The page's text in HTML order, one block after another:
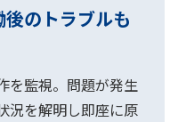
のトラブルも
を監視。問題が発生
況を解明し即座に原